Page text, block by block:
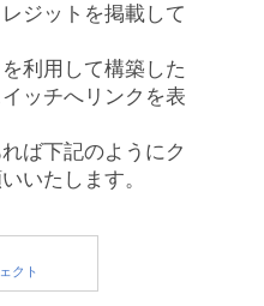
ジットを掲載して
利用して構築した
ッチへリンクを表
ば下記のようにク
いたします。